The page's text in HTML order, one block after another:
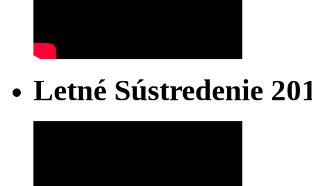
Letné Sústredenie